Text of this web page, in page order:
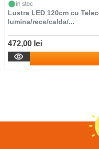
in stoc
Lustra LED 120cm cu
lumina/rece/calda/...
472,00 lei